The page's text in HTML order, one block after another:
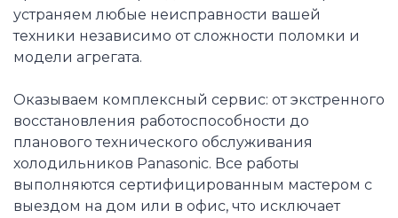
устраняем любые неисправности вашей
техники независимо от сложности поломки и
модели агрегата.
Оказываем комплексный сервис: от экстренного
восстановления работоспособности до
планового технического обслуживания
холодильников Panasonic. Все работы
выполняются сертифицированным мастером с
выездом на дом или в офис, что исключает